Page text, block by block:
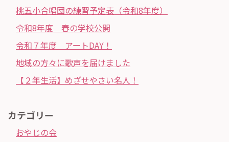
桃五小合唱団の練習予定表（令和8年度）
令和8年度 春の学校公開
令和７年度 アートDAY！
地域の方々に歌声を届けました
【２年生活】めざせやさい名人！
カテゴリー
おやじの会